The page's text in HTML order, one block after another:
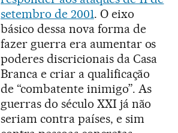
setembro de 2001. O eixo
básico dessa nova forma de
fazer guerra era aumentar os
poderes discricionais da Casa
Branca e criar a qualificação
de “combatente inimigo”. As
guerras do século XXI já não
seriam contra países, e sim